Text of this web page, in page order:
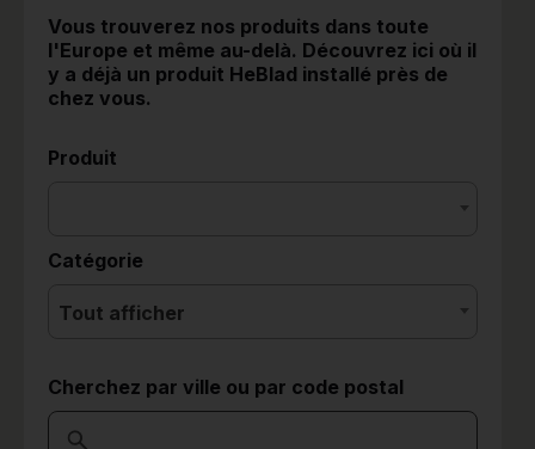
Vous trouverez nos produits dans toute
l'Europe et même au-delà. Découvrez ici où il
y a déjà un produit HeBlad installé près de
chez vous.
Produit
Catégorie
Tout afficher
Cherchez par ville ou par code postal